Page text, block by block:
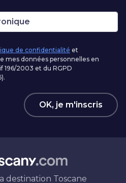
de confidentialité et
mes données personnelles en
196/2003 et du RGPD
OK, je m'inscris
destination Toscane